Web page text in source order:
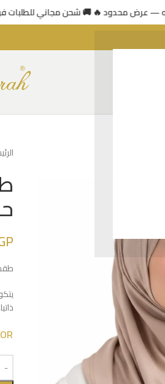
🚚 شحن مجاني للطلبات فوق 500 جنيه